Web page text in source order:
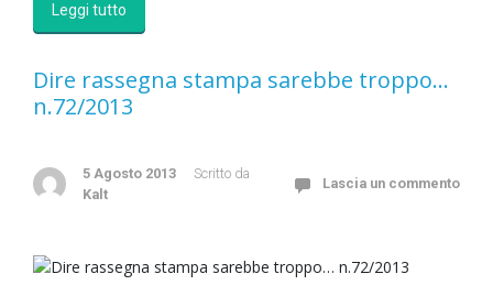
Leggi tutto
Dire rassegna stampa sarebbe troppo…
n.72/2013
5 Agosto 2013
Scritto da
Kalt
Lascia un commento